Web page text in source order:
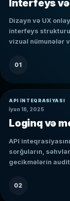
Interfeys və
Dizayn və UX
interfeys
vizual nümunələr
01
API INTEQRASIYASI
İyun 18, 2025
Loginq və
API
sorğuların,
gecikmələrin
02